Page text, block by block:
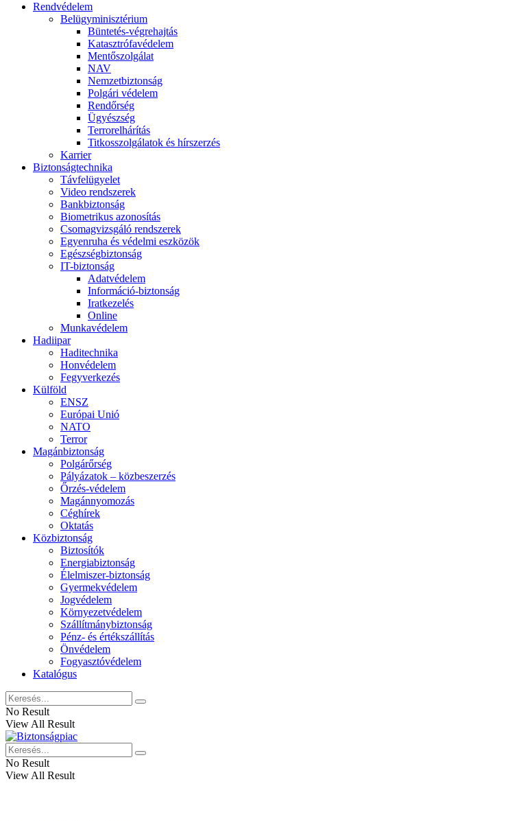
Rendvédelem
Belügyminisztérium
Büntetés-végrehajtás
Katasztrófavédelem
Mentőszolgálat
NAV
Nemzetbiztonság
Polgári védelem
Rendőrség
Ügyészség
Terrorelhárítás
Titkosszolgálatok és hírszerzés
Karrier
Biztonságtechnika
Távfelügyelet
Video rendszerek
Bankbiztonság
Biometrikus azonosítás
Csomagvizsgáló rendszerek
Egyenruha és védelmi eszközök
Egészségbiztonság
IT-biztonság
Adatvédelem
Információ-biztonság
Iratkezelés
Online
Munkavédelem
Hadiipar
Haditechnika
Honvédelem
Fegyverkezés
Külföld
ENSZ
Európai Unió
NATO
Terror
Magánbiztonság
Polgárőrség
Pályázatok – közbeszerzés
Őrzés-védelem
Magánnyomozás
Céghírek
Oktatás
Közbiztonság
Biztosítók
Energiabiztonság
Élelmiszer-biztonság
Gyermekvédelem
Jogvédelem
Környezetvédelem
Szállítmánybiztonság
Pénz- és értékszállítás
Önvédelem
Fogyasztóvédelem
Katalógus
No Result
View All Result
No Result
View All Result